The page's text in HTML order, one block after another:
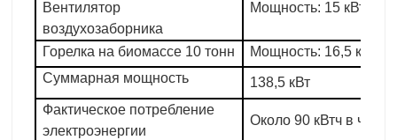
Вентилятор
воздухозаборника
Мощность: 15 кВт (2
Горелка на биомассе 10 тонн
Мощность: 16,5 кВт
Суммарная мощность
138,5 кВт
Фактическое потребление
электроэнергии
Около 90 кВтч в час